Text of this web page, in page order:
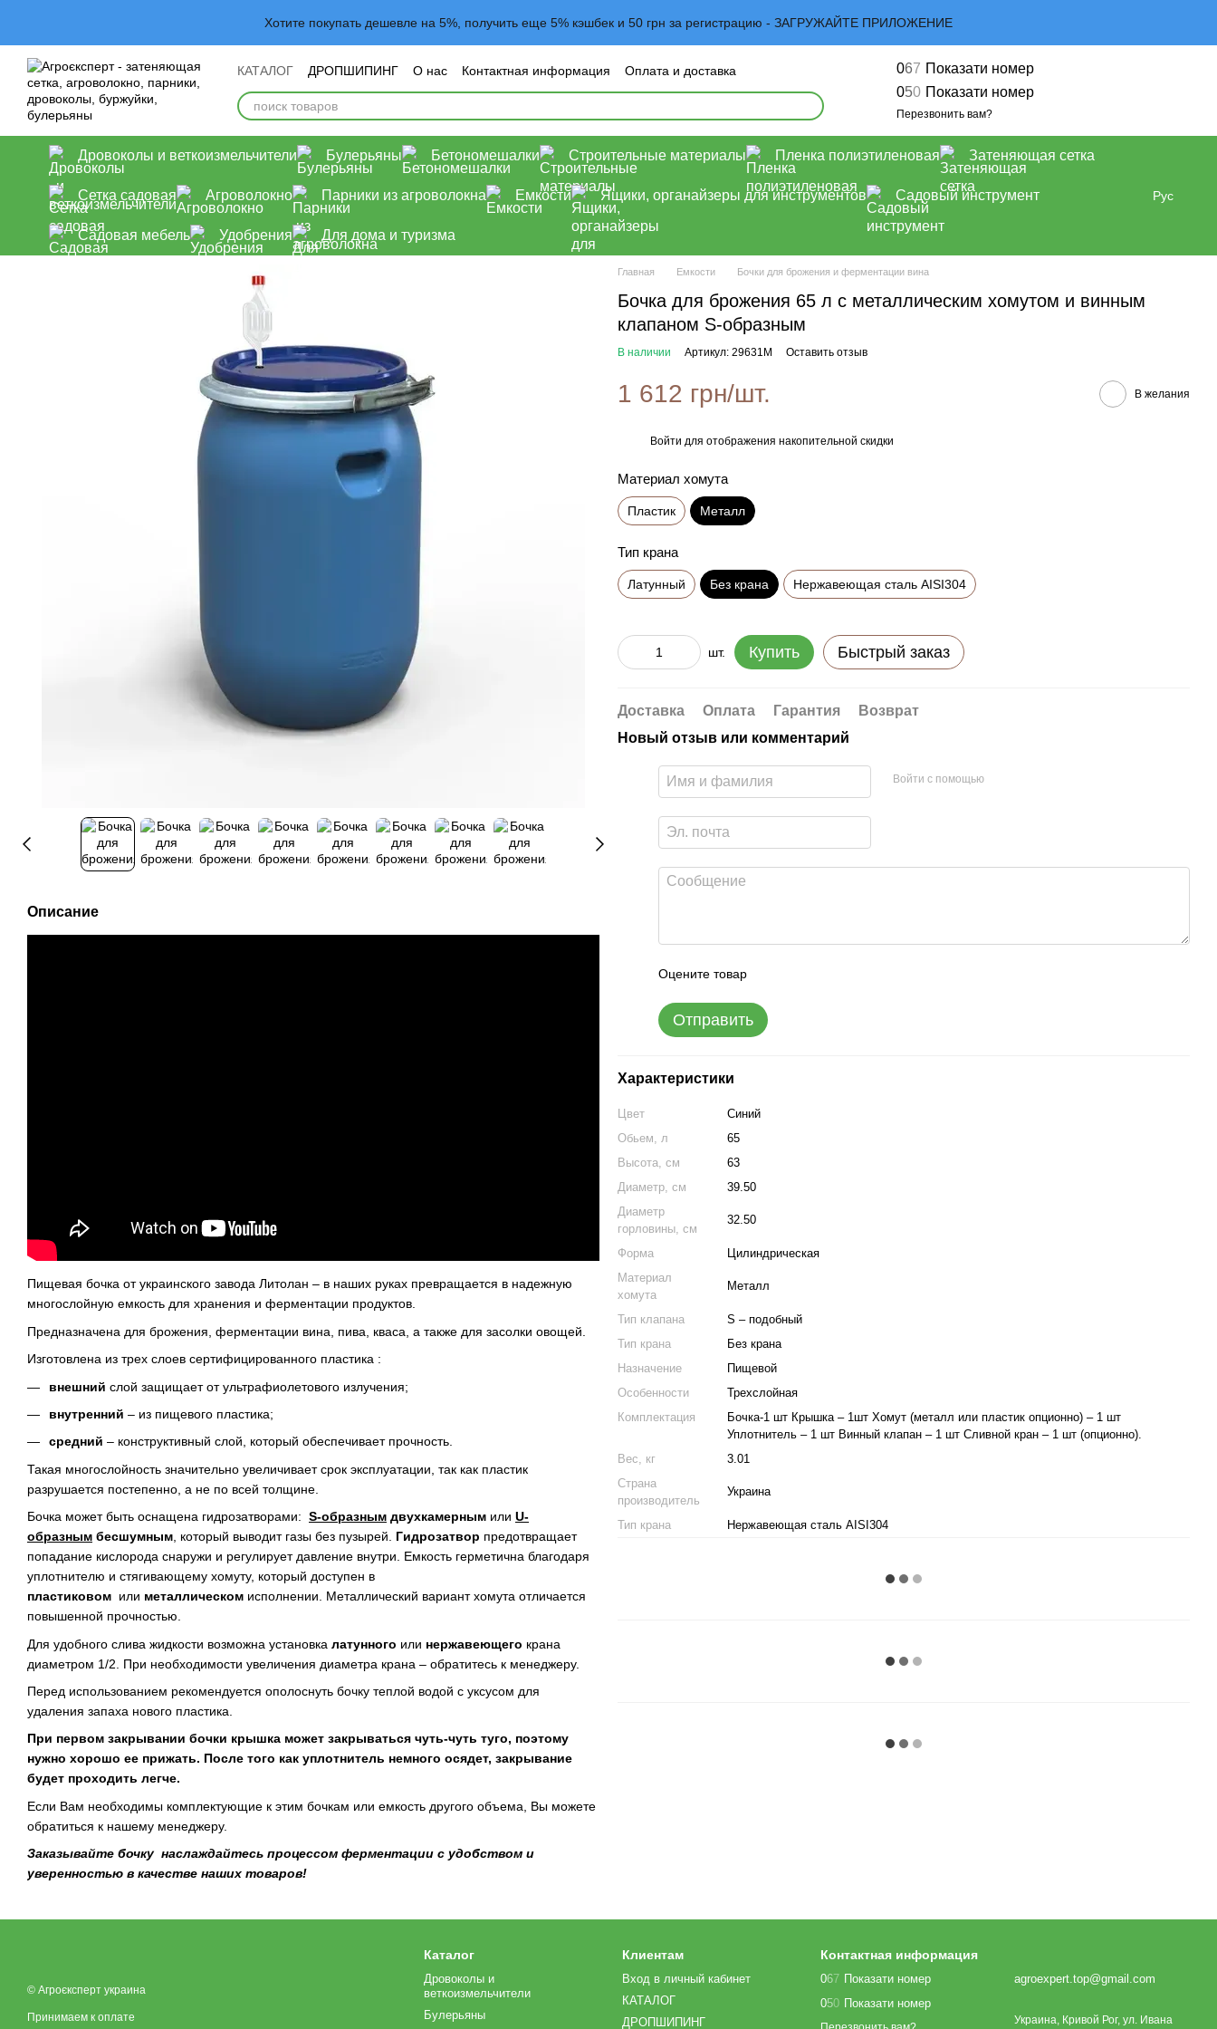
Хотите покупать дешевле на 5%, получить еще 5% кэшбек и 50 грн за регистрацию - ЗАГРУЖАЙТЕ ПРИЛОЖЕНИЕ
КАТАЛОГ ДРОПШИПИНГ О нас Контактная информация
Оплата и доставка
Обмен и возврат
Пользовательское соглашение Договор оферта Блог
067 Показати номер
050 Показати номер
Перезвонить вам?
Дровоколы и веткоизмельчители Булерьяны Бетономешалки Строительные материалы Пленка полиэтиленовая Затеняющая сетка
Сетка садовая Агроволокно Парники из агроволокна Емкости Ящики, органайзеры для инструментов Садовый инструмент
Садовая мебель Удобрения Для дома и туризма
Рус
Описание
Пищевая бочка от украинского завода Литолан – в наших руках превращается в надежную
многослойную емкость для хранения и ферментации продуктов.
Предназначена для брожения, ферментации вина, пива, кваса, а также для засолки овощей.
Изготовлена из трех слоев сертифицированного пластика :
внешний слой защищает от ультрафиолетового излучения;
внутренний – из пищевого пластика;
средний – конструктивный слой, который обеспечивает прочность.
Такая многослойность значительно увеличивает срок эксплуатации, так как пластик
разрушается постепенно, а не по всей толщине.
Бочка может быть оснащена гидрозатворами: S-образным двухкамерным или U-
образным бесшумным , который выводит газы без пузырей. Гидрозатвор предотвращает
попадание кислорода снаружи и регулирует давление внутри. Емкость герметична благодаря
уплотнителю и стягивающему хомуту, который доступен в
пластиковом или металлическом исполнении. Металлический вариант хомута отличается
повышенной прочностью.
Для удобного слива жидкости возможна установка латунного или нержавеющего крана
диаметром 1/2. При необходимости увеличения диаметра крана – обратитесь к менеджеру.
Перед использованием рекомендуется ополоснуть бочку теплой водой с уксусом для
удаления запаха нового пластика.
При первом закрывании бочки крышка может закрываться чуть-чуть туго, поэтому
нужно хорошо ее прижать. После того как уплотнитель немного осядет, закрывание
будет проходить легче.
Если Вам необходимы комплектующие к этим бочкам или емкость другого объема, Вы можете
обратиться к нашему менеджеру.
Заказывайте бочку наслаждайтесь процессом ферментации с удобством и
уверенностью в качестве наших товаров!
Главная Емкости Бочки для брожения и ферментации вина
Бочка для брожения 65 л с металлическим хомутом и винным
клапаном S-образным
В наличии Артикул: 29631М Оставить отзыв
1 612 грн/шт. В желания
Войти для отображения накопительной скидки
Материал хомута
Пластик Металл
Тип крана
Латунный Без крана Нержавеющая сталь AISI304
шт. Купить Быстрый заказ
Доставка Оплата Гарантия
Возврат
Новый отзыв или комментарий
Войти с помощью
Оцените товар
Отправить
Характеристики
Цвет
Синий
Обьем, л
65
Высота, см
63
Диаметр, см
39.50
Диаметр
горловины, см
32.50
Форма
Цилиндрическая
Материал
хомута
Металл
Тип клапана
S – подобный
Тип крана
Без крана
Назначение
Пищевой
Особенности
Трехслойная
Комплектация
Бочка-1 шт Крышка – 1шт Хомут (металл или пластик опционно) – 1 шт
Уплотнитель – 1 шт Винный клапан – 1 шт Сливной кран – 1 шт (опционно).
Вес, кг
3.01
Страна
производитель
Украина
Тип крана Нержавеющая сталь AISI304
© Агроєксперт украина
Принимаем к оплате
Каталог
Дровоколы и
веткоизмельчители
Булерьяны
Клиентам
Вход в личный кабинет
КАТАЛОГ
ДРОПШИПИНГ
Контактная информация
067 Показати номер
050 Показати номер
agroexpert.top@gmail.com
Украина, Кривой Рог, ул. Ивана